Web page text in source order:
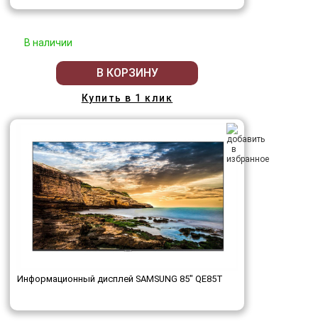
В наличии
В КОРЗИНУ
Купить в 1 клик
Информационный дисплей SAMSUNG 85" QE85T